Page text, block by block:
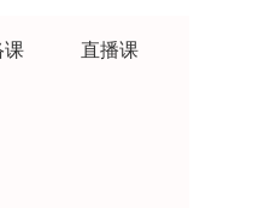
课 直播课